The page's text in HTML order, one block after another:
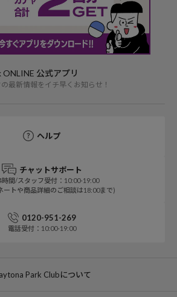
公式アプリ
最新情報をイチ早くお知らせ！
ヘルプ
チャットサポート
時間/スタッフ受付：10:00-19:00
ートや商品詳細のご相談は18:00まで)
0120-951-269
電話受付：10:00-19:00
Park Clubについて